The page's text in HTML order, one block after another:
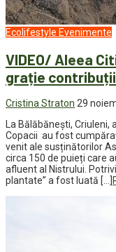
Ecolifestyle Evenimente
VIDEO/ Aleea
grație
Cristina Straton 29
La Bălăbănești,
Copacii au fost
venit ale susținătorilor
circa 150 de puieți care
afluent al Nistrului.
plantate” a fost luată […]